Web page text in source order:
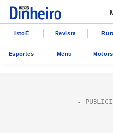
IstoÉ Revista
Esportes Menu